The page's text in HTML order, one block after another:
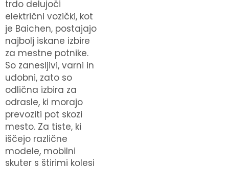
trdo delujoči
električni vozički, kot
je Baichen, postajajo
najbolj iskane izbire
za mestne potnike.
So zanesljivi, varni in
udobni, zato so
odlična izbira za
odrasle, ki morajo
prevoziti pot skozi
mesto. Za tiste, ki
iščejo različne
modele, mobilni
skuter s štirimi kolesi